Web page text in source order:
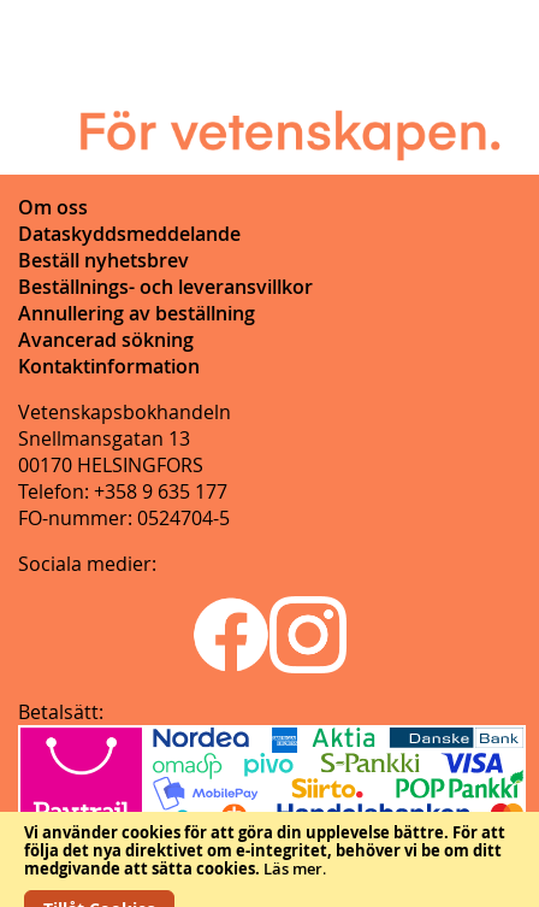
Vi använder cookies för att göra din upplevelse bättre. För att
följa det nya direktivet om e-integritet, behöver vi be om ditt
medgivande att sätta cookies. Läs mer.
Om oss
Dataskyddsmeddelande
Beställ nyhetsbrev
Beställnings- och leveransvillkor
Annullering av beställning
Avancerad sökning
Kontaktinformation
Vetenskapsbokhandeln
Snellmansgatan 13
00170 HELSINGFORS
Telefon: +358 9 635 177
FO-nummer: 0524704-5
Sociala medier:
Betalsätt: